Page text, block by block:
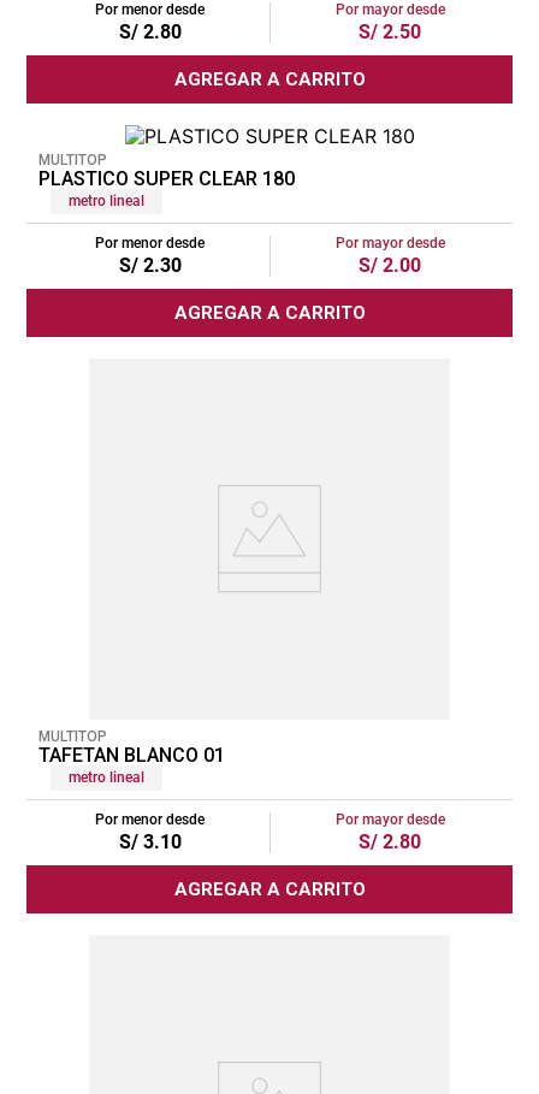
Por menor desde
S/ 2.80
Por mayor desde
S/ 2.50
AGREGAR A CARRITO
MULTITOP
PLASTICO SUPER CLEAR 180
metro lineal
Por menor desde
S/ 2.30
Por mayor desde
S/ 2.00
AGREGAR A CARRITO
MULTITOP
TAFETAN BLANCO 01
metro lineal
Por menor desde
S/ 3.10
Por mayor desde
S/ 2.80
AGREGAR A CARRITO
tapete